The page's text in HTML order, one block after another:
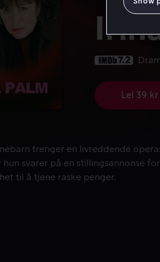
7.2
Lei 39 kr
trenger en livreddende
trenger en livreddende
hun svarer på en stillingsannonse
til å tjene raske penger.